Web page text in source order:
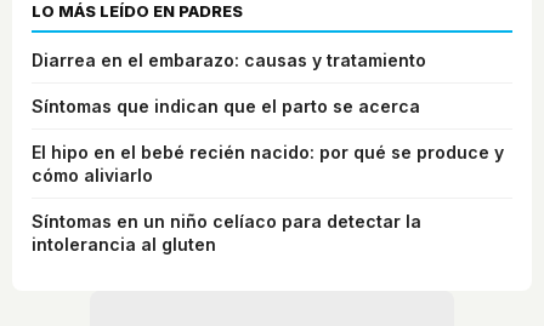
LO MÁS LEÍDO EN PADRES
Diarrea en el embarazo: causas y tratamiento
Síntomas que indican que el parto se acerca
El hipo en el bebé recién nacido: por qué se produce y
cómo aliviarlo
Síntomas en un niño celíaco para detectar la
intolerancia al gluten